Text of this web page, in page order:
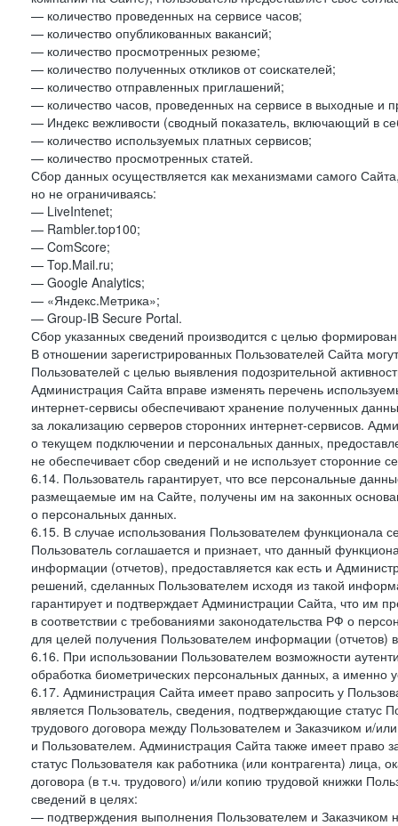
— количество проведенных на сервисе часов;
— количество опубликованных вакансий;
— количество просмотренных резюме;
— количество полученных откликов от соискателей;
— количество отправленных приглашений;
— количество часов, проведенных на сервисе в выходные и
— Индекс вежливости (сводный показатель, включающий в
— количество используемых платных сервисов;
— количество просмотренных статей.
Сбор данных осуществляется как механизмами самого
но не ограничиваясь:
— LiveIntenet;
— Rambler.top100;
— ComScore;
— Top.Mail.ru;
— Google Analytics;
— «Яндекс.Метрика»;
— Group-IB Secure Portal.
Сбор указанных сведений производится с целью
В отношении зарегистрированных Пользователей Сайта
Пользователей с целью выявления подозрительной
Администрация Сайта вправе изменять перечень
интернет-сервисы обеспечивают хранение полученных
за локализацию серверов сторонних интернет-сервисов.
о текущем подключении и персональных данных,
не обеспечивает сбор сведений и не использует
6.14. Пользователь гарантирует, что все персональные
размещаемые им на Сайте, получены им на законных
о персональных данных.
6.15. В случае использования Пользователем функционала
Пользователь соглашается и признает, что данный
информации (отчетов), предоставляется как есть и
решений, сделанных Пользователем исходя из такой
гарантирует и подтверждает Администрации Сайта, что им
в соответствии с требованиями законодательства РФ о
для целей получения Пользователем информации (отчетов)
6.16. При использовании Пользователем возможности
обработка биометрических персональных данных, а именно
6.17. Администрация Сайта имеет право запросить у
является Пользователь, сведения, подтверждающие статус
трудового договора между Пользователем и Заказчиком и/
и Пользователем. Администрация Сайта также имеет право
статус Пользователя как работника (или контрагента)
договора (в т.ч. трудового) и/или копию трудовой книжки
сведений в целях:
— подтверждения выполнения Пользователем и Заказчиком